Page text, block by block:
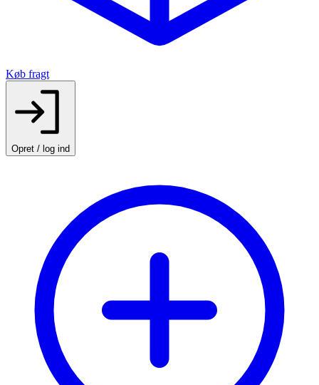
Køb fragt
Opret / log ind